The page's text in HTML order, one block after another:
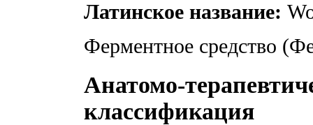
Латинское название:
Ферментное средство
Анатомо-
классификация